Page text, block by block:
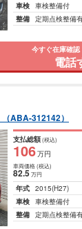
車検 車検整備付
整備 定期点検整備
今すぐ在庫確
電話
（ABA-312142）
支払総額(税込)
106万円
車両価格(税込)
82.5万円
年式 2015(H27)
車検 車検整備付
整備 定期点検整備